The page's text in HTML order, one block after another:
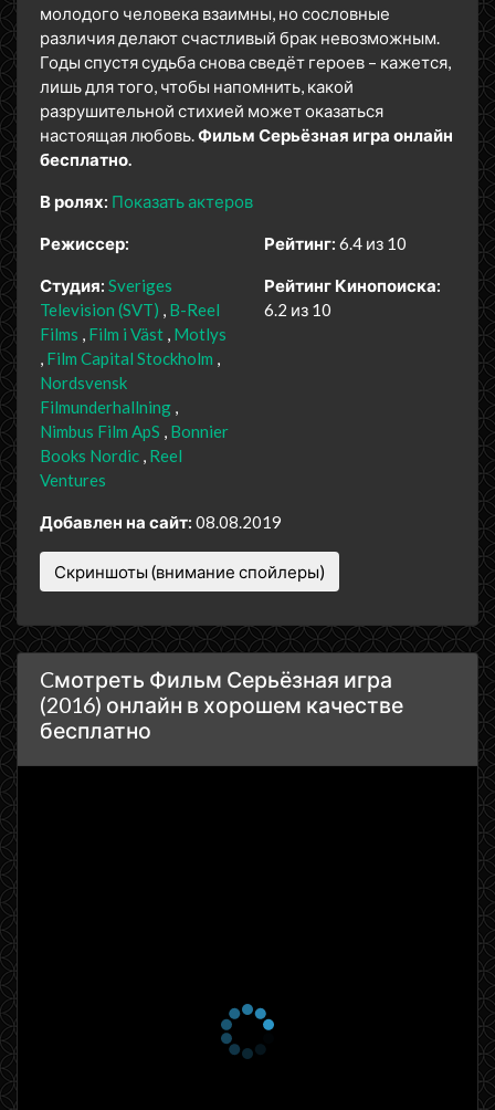
молодого человека взаимны, но сословные
различия делают счастливый брак невозможным.
Годы спустя судьба снова сведёт героев – кажется,
лишь для того, чтобы напомнить, какой
разрушительной стихией может оказаться
настоящая любовь.Фильм Серьёзная игра онлайн
бесплатно.
В ролях: Показать актеров
Режиссер:
Студия: Sveriges
Television (SVT)
B-Reel
Films
Film i Väst Motlys
Film Capital Stockholm
Nordsvensk
Filmunderhallning
Nimbus Film ApS
Bonnier
Books Nordic Reel
Ventures
Рейтинг: 6.4 из 10
Рейтинг Кинопоиска:
6.2 из 10
Добавлен на сайт: 08.08.2019
Скриншоты (внимание спойлеры)
Cмотреть Фильм Серьёзная игра
(2016) онлайн в хорошем качестве
бесплатно